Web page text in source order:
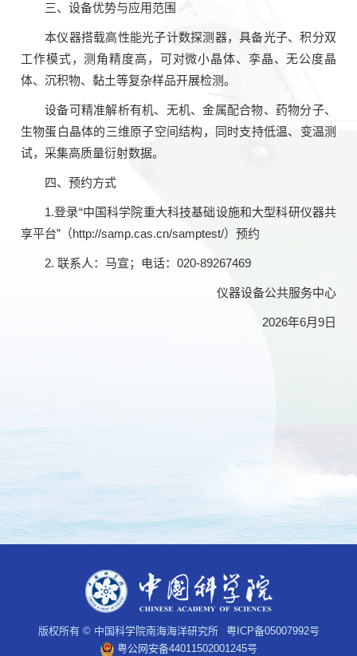
三、设备优势与应用范围
本仪器搭载高性能光子计数探测器，具备光子、积分双
工作模式，测角精度高，可对微小晶体、孪晶、无公度晶
体、沉积物、黏土等复杂样品开展检测。
设备可精准解析有机、无机、金属配合物、药物分子、
生物蛋白晶体的三维原子空间结构，同时支持低温、变温测
试，采集高质量衍射数据。
四、预约方式
1.登录“中国科学院重大科技基础设施和大型科研仪器共
享平台”（http://samp.cas.cn/samptest/）预约
2. 联系人：马宣；电话：020-89267469
仪器设备公共服务中心
2026年6月9日
版权所有 © 中国科学院南海海洋研究所
粤ICP备05007992号
粤公网安备44011502001245号